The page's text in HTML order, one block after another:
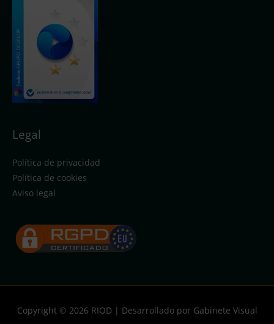
Legal
Política de privacidad
Política de cookies
Aviso legal
Copyright © 2026 RIOD| Desarrollado por Gabinete Visual